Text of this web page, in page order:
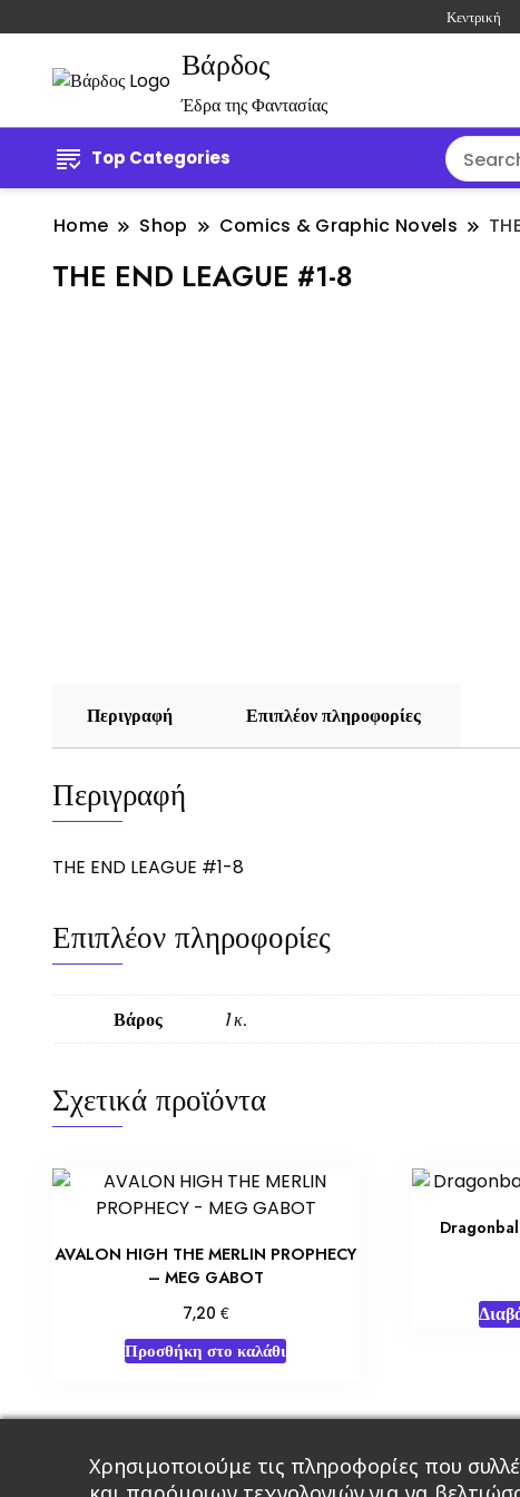
Κεντρική
Βάρδος
Έδρα της Φαντασίας
Top Categories
Home Shop Comics & Graphic Novels
THE END LEAGUE #1-8
Περιγραφή Επιπλέον πληροφορίες
Περιγραφή
THE END LEAGUE #1-8
Επιπλέον πληροφορίες
Βάρος 1 κ.
Σχετικά προϊόντα
AVALON HIGH THE MERLIN PROPHECY
– MEG GABOT
7,20 €
Προσθήκη στο καλάθι
Κεντρική Βιβλία Comics
Χρησιμοποιούμε τις πληροφορίες που